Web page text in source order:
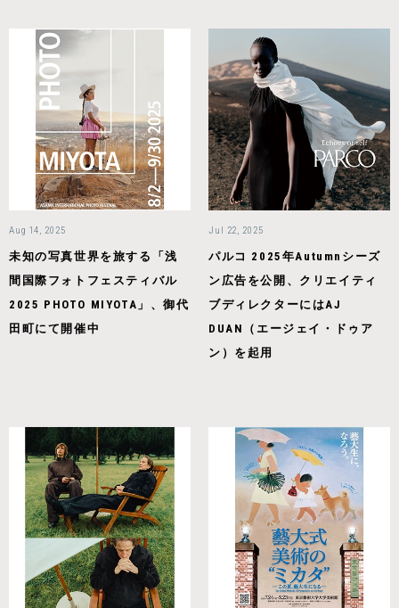
Aug 14, 2025
未知の写真世界を旅する「浅
間国際フォトフェスティバル
2025 PHOTO MIYOTA」、御代
田町にて開催中
Jul 22, 2025
パルコ 2025年Autumnシーズ
ン広告を公開、クリエイティ
ブディレクターにはAJ
DUAN（エージェイ・ドゥア
ン）を起用